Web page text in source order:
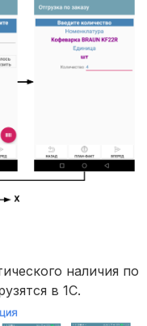
наличия по
в 1С.